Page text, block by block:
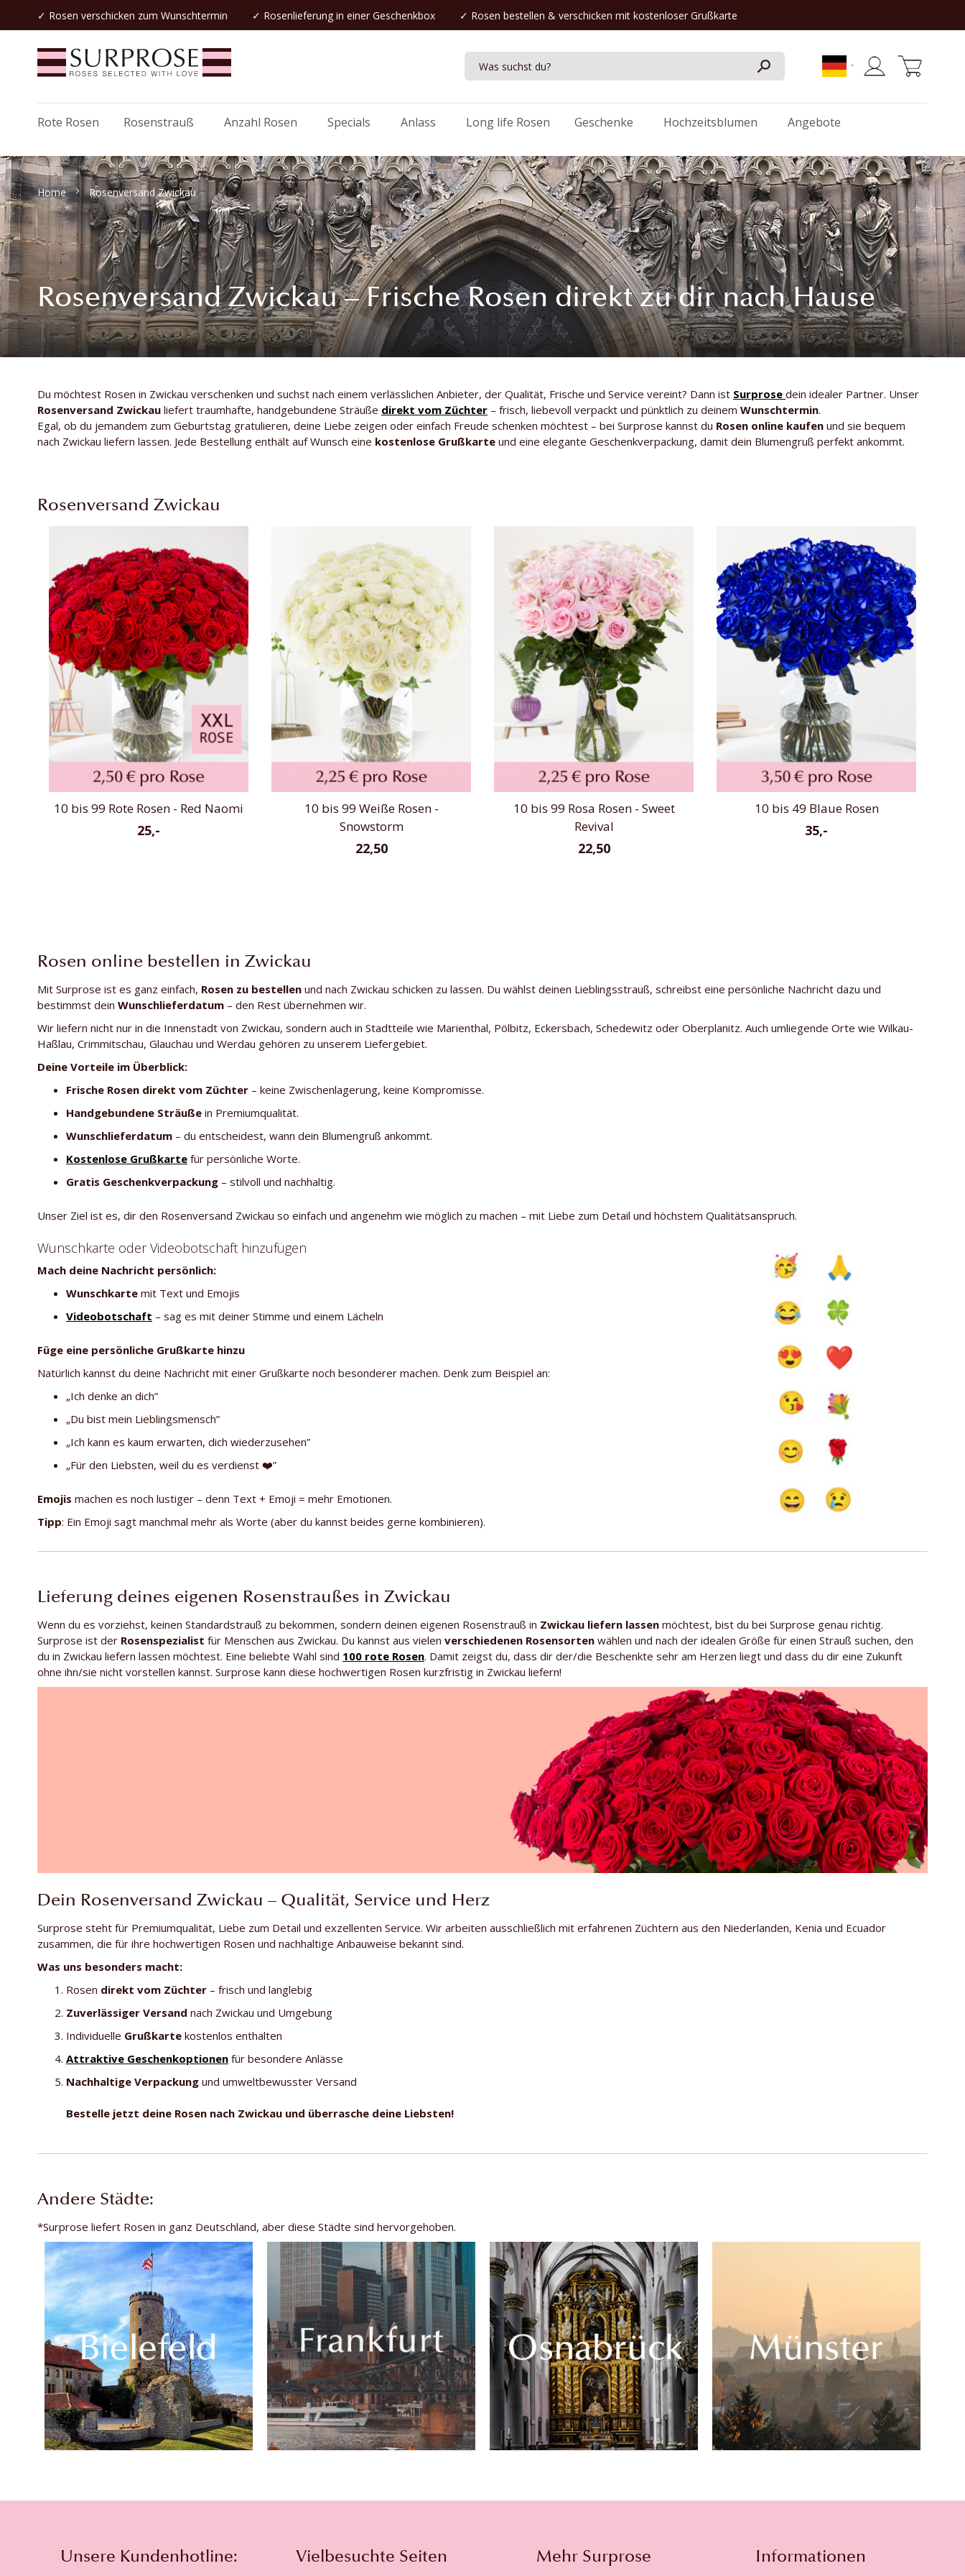
✓ Rosen verschicken zum Wunschtermin ✓ Rosenlieferung in einer Geschenkbox ✓ Rosen bestellen & verschicken mit kostenloser Grußkarte
Rote Rosen Rosenstrauß Anzahl Rosen Specials Anlass Long life Rosen Geschenke Hochzeitsblumen Angebote
Home Rosenversand Zwickau
Rosenversand Zwickau – Frische Rosen direkt zu dir nach Hause
Du möchtest Rosen in Zwickau verschenken und suchst nach einem verlässlichen Anbieter, der Qualität, Frische und Service vereint? Dann ist Surprose dein idealer Partner. Unser
Rosenversand Zwickau liefert traumhafte, handgebundene Sträuße direkt vom Züchter – frisch, liebevoll verpackt und pünktlich zu deinem Wunschtermin.
Egal, ob du jemandem zum Geburtstag gratulieren, deine Liebe zeigen oder einfach Freude schenken möchtest – bei Surprose kannst du Rosen online kaufen und sie bequem
nach Zwickau liefern lassen. Jede Bestellung enthält auf Wunsch eine kostenlose Grußkarte und eine elegante Geschenkverpackung, damit dein Blumengruß perfekt ankommt.
Rosenversand Zwickau
10 bis 99 Rote Rosen - Red Naomi
25,-
10 bis 99 Weiße Rosen -
Snowstorm
22,50
10 bis 99 Rosa Rosen - Sweet
Revival
22,50
10 bis 49 Blaue Rosen
35,-
Rosen online bestellen in Zwickau
Mit Surprose ist es ganz einfach, Rosen zu bestellen und nach Zwickau schicken zu lassen. Du wählst deinen Lieblingsstrauß, schreibst eine persönliche Nachricht dazu und
bestimmst dein Wunschlieferdatum – den Rest übernehmen wir.
Wir liefern nicht nur in die Innenstadt von Zwickau, sondern auch in Stadtteile wie Marienthal, Pölbitz, Eckersbach, Schedewitz oder Oberplanitz. Auch umliegende Orte wie Wilkau-
Haßlau, Crimmitschau, Glauchau und Werdau gehören zu unserem Liefergebiet.
Deine Vorteile im Überblick:
Frische Rosen direkt vom Züchter – keine Zwischenlagerung, keine Kompromisse.
Handgebundene Sträuße in Premiumqualität.
Wunschlieferdatum – du entscheidest, wann dein Blumengruß ankommt.
Kostenlose Grußkarte für persönliche Worte.
Gratis Geschenkverpackung – stilvoll und nachhaltig.
Unser Ziel ist es, dir den Rosenversand Zwickau so einfach und angenehm wie möglich zu machen – mit Liebe zum Detail und höchstem Qualitätsanspruch.
Wunschkarte oder Videobotschaft hinzufügen
Mach deine Nachricht persönlich:
Wunschkarte mit Text und Emojis
Videobotschaft – sag es mit deiner Stimme und einem Lächeln
Füge eine persönliche Grußkarte hinzu
Natürlich kannst du deine Nachricht mit einer Grußkarte noch besonderer machen. Denk zum Beispiel an:
„Ich denke an dich”
„Du bist mein Lieblingsmensch”
„Ich kann es kaum erwarten, dich wiederzusehen”
„Für den Liebsten, weil du es verdienst ❤️”
Emojis machen es noch lustiger – denn Text + Emoji = mehr Emotionen.
Tipp: Ein Emoji sagt manchmal mehr als Worte (aber du kannst beides gerne kombinieren).
Lieferung deines eigenen Rosenstraußes in Zwickau
Wenn du es vorziehst, keinen Standardstrauß zu bekommen, sondern deinen eigenen Rosenstrauß in Zwickau liefern lassen möchtest, bist du bei Surprose genau richtig.
Surprose ist der Rosenspezialist für Menschen aus Zwickau. Du kannst aus vielen verschiedenen Rosensorten wählen und nach der idealen Größe für einen Strauß suchen, den
du in Zwickau liefern lassen möchtest. Eine beliebte Wahl sind 100 rote Rosen. Damit zeigst du, dass dir der/die Beschenkte sehr am Herzen liegt und dass du dir eine Zukunft
ohne ihn/sie nicht vorstellen kannst. Surprose kann diese hochwertigen Rosen kurzfristig in Zwickau liefern!
Dein Rosenversand Zwickau – Qualität, Service und Herz
Surprose steht für Premiumqualität, Liebe zum Detail und exzellenten Service. Wir arbeiten ausschließlich mit erfahrenen Züchtern aus den Niederlanden, Kenia und Ecuador
zusammen, die für ihre hochwertigen Rosen und nachhaltige Anbauweise bekannt sind.
Was uns besonders macht:
Rosen direkt vom Züchter – frisch und langlebig
Zuverlässiger Versand nach Zwickau und Umgebung
Individuelle Grußkarte kostenlos enthalten
Attraktive Geschenkoptionen für besondere Anlässe
Nachhaltige Verpackung und umweltbewusster Versand
Bestelle jetzt deine Rosen nach Zwickau und überrasche deine Liebsten!
Andere Städte:
*Surprose liefert Rosen in ganz Deutschland, aber diese Städte sind hervorgehoben.
Unsere Kundenhotline: Vielbesuchte Seiten Mehr Surprose Informationen